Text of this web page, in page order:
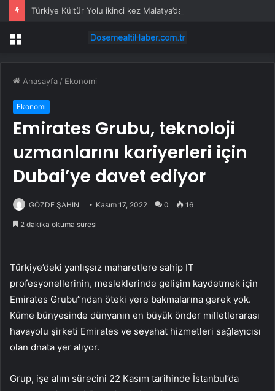
Türkiye Kültür Yolu ikinci kez Malatya’dan geçecek
Menü
Anasayfa / Ekonomi
Ekonomi
Emirates Grubu, teknoloji
uzmanlarını kariyerleri için
Dubai’ye davet ediyor
GÖZDE ŞAHİN Kasım 17, 2022 0 16
2 dakika okuma süresi
Türkiye’deki yanlışsız maharetlere sahip IT
profesyonellerinin, mesleklerinde gelişim kaydetmek için
Emirates Grubu’’ndan öteki yere bakmalarına gerek yok.
Küme bünyesinde dünyanın en büyük önder milletlerarası
havayolu şirketi Emirates ve seyahat hizmetleri sağlayıcısı
olan dnata yer alıyor.
Grup, işe alım sürecini 22 Kasım tarihinde İstanbul’da